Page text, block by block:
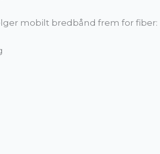
mobilt bredbånd frem for fiber: